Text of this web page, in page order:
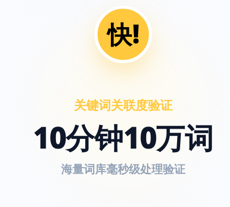
快!
关键词关联度验证
10分钟10万词
海量词库毫秒级处理验证